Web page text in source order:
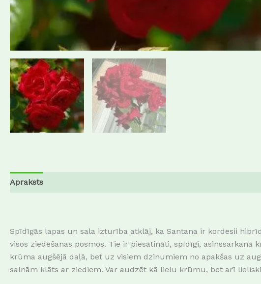
Apraksts
Spīdīgās lapas un sala izturība atklāj, ka Santana ir kordesii
visos ziedēšanas posmos. Tie ir piesātināti, spīdīgi,
krūma augšējā daļā, bet uz visiem dzinumiem no apakšas uz
salnām klāts ar ziediem. Var audzēt kā lielu krūmu, bet arī